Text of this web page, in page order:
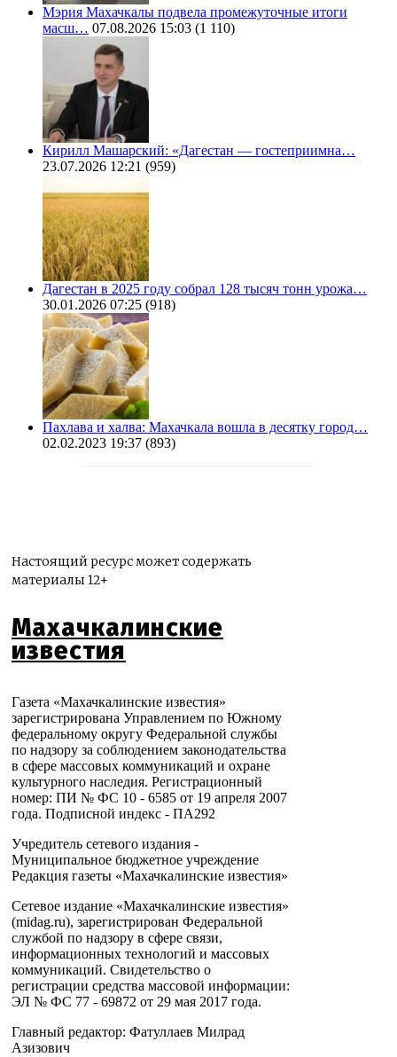
Мэрия Махачкалы подвела промежуточные итоги
масш… 07.08.2026 15:03 (1 110)
Кирилл Машарский: «Дагестан — гостеприимна…
23.07.2026 12:21 (959)
Дагестан в 2025 году собрал 128 тысяч тонн урожа…
30.01.2026 07:25 (918)
Пахлава и халва: Махачкала вошла в десятку город…
02.02.2023 19:37 (893)
Настоящий ресурс может содержать
материалы 12+
Махачкалинские
известия
Газета «Махачкалинские известия»
зарегистрирована Управлением по Южному
федеральному округу Федеральной службы
по надзору за соблюдением законодательства
в сфере массовых коммуникаций и охране
культурного наследия. Регистрационный
номер: ПИ № ФС 10 - 6585 от 19 апреля 2007
года. Подписной индекс - ПА292
Учредитель сетевого издания -
Муниципальное бюджетное учреждение
Редакция газеты «Махачкалинские известия»
Сетевое издание «Махачкалинские известия»
(midag.ru), зарегистрирован Федеральной
службой по надзору в сфере связи,
информационных технологий и массовых
коммуникаций. Свидетельство о
регистрации средства массовой информации:
ЭЛ № ФС 77 - 69872 от 29 мая 2017 года.
Главный редактор: Фатуллаев Милрад
Азизович